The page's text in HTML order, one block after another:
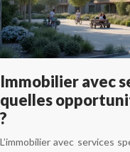
Immobilier avec
quelles
?
L’immobilier avec services